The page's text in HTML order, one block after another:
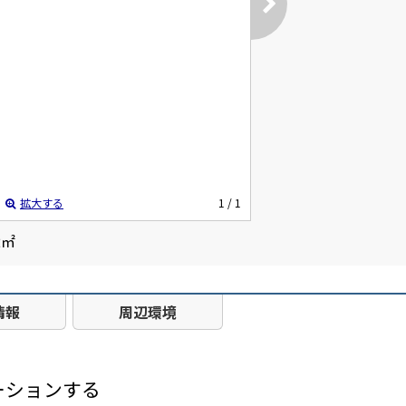
拡大する 1 / 1
報 周辺環境
ョンする